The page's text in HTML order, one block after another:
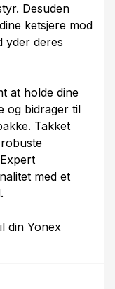
Desuden
ketsjere mod
yder deres
at holde dine
og bidrager til
Takket
med et
din Yonex